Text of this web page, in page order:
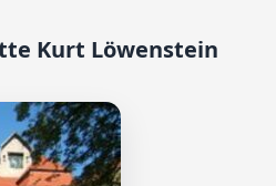
Kurt Löwenstein